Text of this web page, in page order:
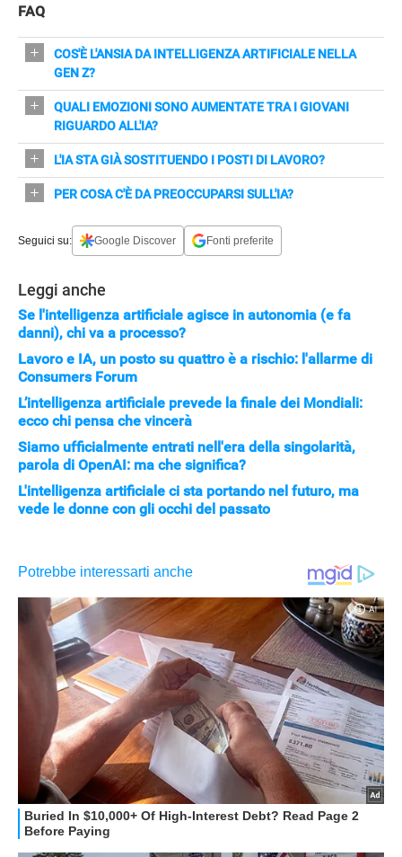
FAQ
COS'È L'ANSIA DA INTELLIGENZA ARTIFICIALE NELLA
GEN Z?
È l'apprensione sui possibili impatti dell'IA sul futuro del
lavoro e sulla vita personale, con sentimenti negativi
crescenti tra i giovani.
QUALI EMOZIONI SONO AUMENTATE TRA I GIOVANI
RIGUARDO ALL'IA?
La rabbia è aumentata (31%) e l'ansia è la più
prominente, al 42%.
L'IA STA GIÀ SOSTITUENDO I POSTI DI LAVORO?
I report citati indicano che l'adozione dell'IA non ha
ma anzi trasforma mansioni.
PER COSA C'È DA PREOCCUPARSI SULL'IA?
Per il suo impatto psicologico sui giovani, tra effetti
cognitivi e rischio "dipendenza" dovuto al suo uso
Seguici su: Google Discover Fonti preferite
Leggi anche
Se l'intelligenza artificiale agisce in autonomia (e fa
danni), chi va a processo?
Lavoro e IA, un posto su quattro è a rischio: l'allarme di
Consumers Forum
L’intelligenza artificiale prevede la finale dei Mondiali:
ecco chi pensa che vincerà
Siamo ufficialmente entrati nell'era della singolarità,
parola di OpenAI: ma che significa?
L'intelligenza artificiale ci sta portando nel futuro, ma
vede le donne con gli occhi del passato